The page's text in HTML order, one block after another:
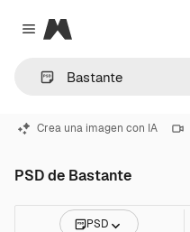
Close menu
Magnific
Crea una imagen con IA
PSD de Bastante
PSD